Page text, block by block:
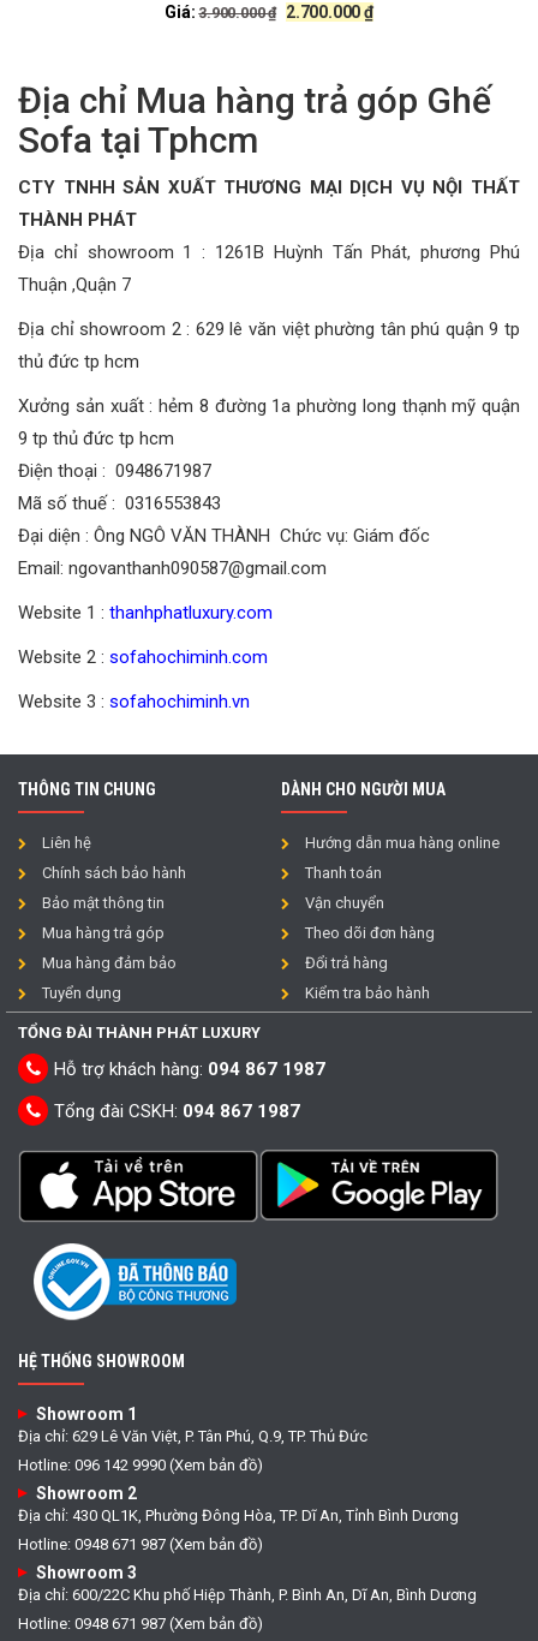
Giá: 3.900.000₫ 2.700.000₫
Địa chỉ Mua hàng trả góp Ghế
Sofa tại Tphcm
CTY TNHH SẢN XUẤT THƯƠNG MẠI DỊCH VỤ NỘI THẤT
THÀNH PHÁT
Địa chỉ showroom 1 : 1261B Huỳnh Tấn Phát, phương Phú
Thuận ,Quận 7
Địa chỉ showroom 2 : 629 lê văn việt phường tân phú quận 9 tp
thủ đức tp hcm
Xưởng sản xuất : hẻm 8 đường 1a phường long thạnh mỹ quận
9 tp thủ đức tp hcm
Điện thoại : 0948671987
Mã số thuế : 0316553843
Đại diện : Ông NGÔ VĂN THÀNH Chức vụ: Giám đốc
Email: ngovanthanh090587@gmail.com
Website 1 : thanhphatluxury.com
Website 2 : sofahochiminh.com
Website 3 : sofahochiminh.vn
THÔNG TIN CHUNG
Liên hệ
Chính sách bảo hành
Bảo mật thông tin
Mua hàng trả góp
Mua hàng đảm bảo
Tuyển dụng
DÀNH CHO NGƯỜI MUA
Hướng dẫn mua hàng online
Thanh toán
Vận chuyển
Theo dõi đơn hàng
Đổi trả hàng
Kiểm tra bảo hành
TỔNG ĐÀI THÀNH PHÁT LUXURY
Hỗ trợ khách hàng: 094 867 1987
Tổng đài CSKH: 094 867 1987
HỆ THỐNG SHOWROOM
Showroom 1
Địa chỉ: 629 Lê Văn Việt, P. Tân Phú, Q.9, TP. Thủ Đức
Hotline: 096 142 9990 (Xem bản đồ)
Showroom 2
Địa chỉ: 430 QL1K, Phường Đông Hòa, TP. Dĩ An, Tỉnh Bình Dương
Hotline: 0948 671 987 (Xem bản đồ)
Showroom 3
Địa chỉ: 600/22C Khu phố Hiệp Thành, P. Bình An, Dĩ An, Bình Dương
Hotline: 0948 671 987 (Xem bản đồ)